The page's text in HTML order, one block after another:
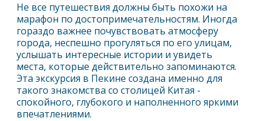
Не все путешествия должны быть похожи на
марафон по достопримечательностям. Иногда
гораздо важнее почувствовать атмосферу
города, неспешно прогуляться по его улицам,
услышать интересные истории и увидеть
места, которые действительно запоминаются.
Эта экскурсия в Пекине создана именно для
такого знакомства со столицей Китая -
спокойного, глубокого и наполненного яркими
впечатлениями.